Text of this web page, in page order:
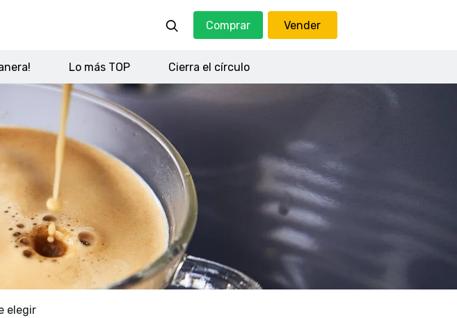
Comprar Vender
Lo más TOP Cierra el círculo
elegir